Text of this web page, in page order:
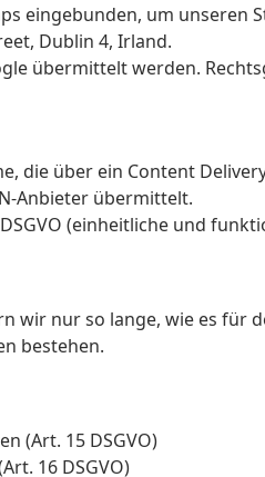
eingebunden, um unseren
Dublin 4, Irland.
übermittelt werden.
die über ein Content
Anbieter übermittelt.
(einheitliche und
wir nur so lange, wie es für
bestehen.
(Art. 15 DSGVO)
16 DSGVO)